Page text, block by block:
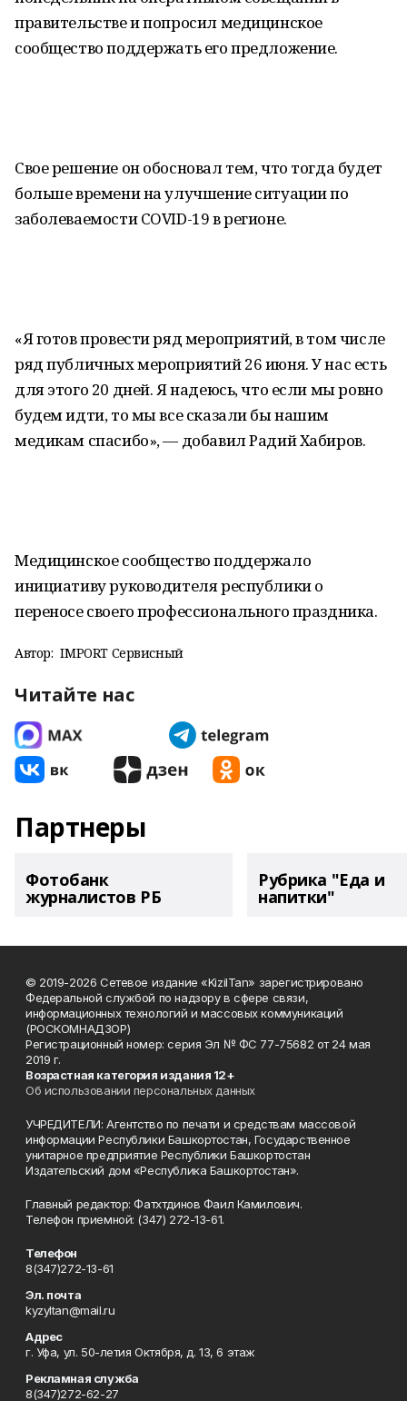
правительстве и попросил медицинское
сообщество поддержать его предложение.
Свое решение он обосновал тем, что тогда будет
больше времени на улучшение ситуации по
заболеваемости COVID-19 в регионе.
«Я готов провести ряд мероприятий, в том числе
ряд публичных мероприятий 26 июня. У нас есть
для этого 20 дней. Я надеюсь, что если мы ровно
будем идти, то мы все сказали бы нашим
медикам спасибо», — добавил Радий Хабиров.
Медицинское сообщество поддержало
инициативу руководителя республики о
переносе своего профессионального праздника.
Автор: IMPORT Сервисный
Читайте нас
Партнеры
Фотобанк
журналистов РБ
Рубрика "Еда и
напитки"
© 2019-2026 Сетевое издание «KizilTan» зарегистрировано
Федеральной службой по надзору в сфере связи,
информационных технологий и массовых коммуникаций
(РОСКОМНАДЗОР)
Регистрационный номер: серия Эл № ФС 77-75682 от 24 мая
2019 г.
Возрастная категория издания 12+
Об использовании персональных данных
УЧРЕДИТЕЛИ: Агентство по печати и средствам массовой
информации Республики Башкортостан, Государственное
унитарное предприятие Республики Башкортостан
Издательский дом «Республика Башкортостан».
Главный редактор: Фатхтдинов Фаил Камилович.
Телефон приемной: (347) 272-13-61.
Телефон
8(347)272-13-61
Эл. почта
kyzyltan@mail.ru
Адрес
г. Уфа, ул. 50-летия Октября, д. 13, 6 этаж
Рекламная служба
8(347)272-62-27